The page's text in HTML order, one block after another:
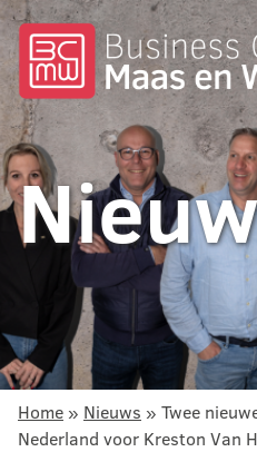
Home » Nieuws » Twee
Nederland voor Kreston Van